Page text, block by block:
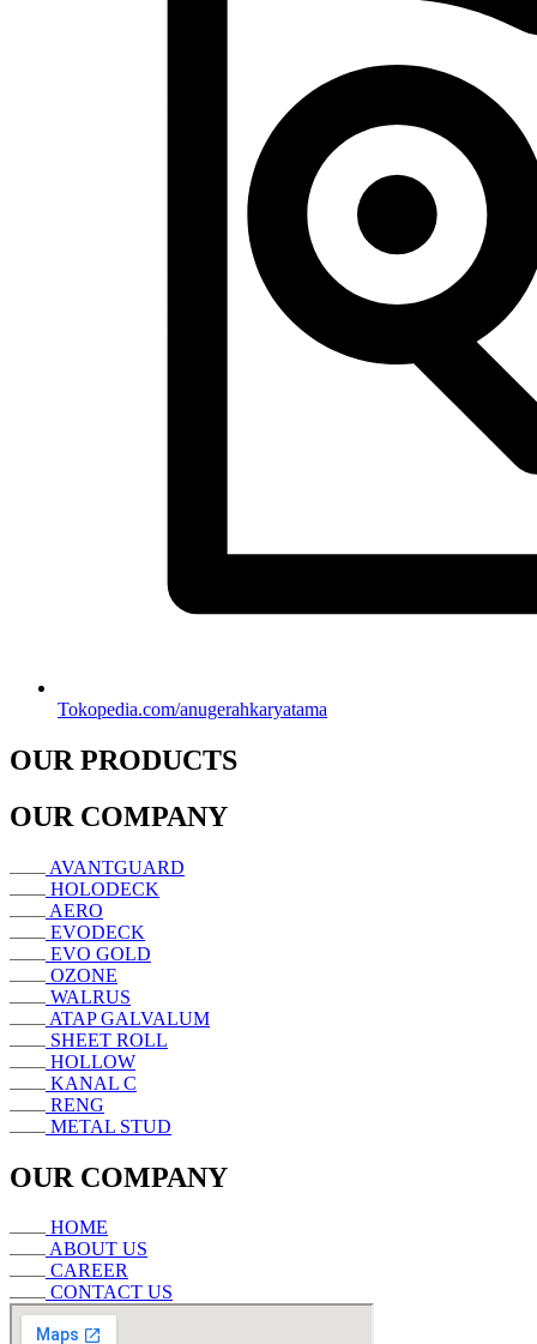
Tokopedia.com/anugerahkaryatama
OUR PRODUCTS
OUR COMPANY
AVANTGUARD
HOLODECK
AERO
EVODECK
EVO GOLD
OZONE
WALRUS
ATAP GALVALUM
SHEET ROLL
HOLLOW
KANAL C
RENG
METAL STUD
OUR COMPANY
HOME
ABOUT US
CAREER
CONTACT US